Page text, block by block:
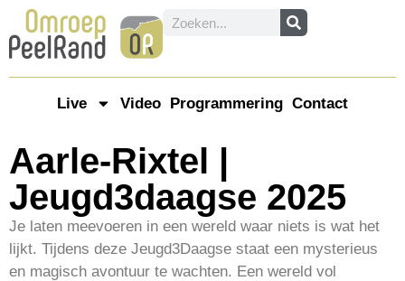
Live Video Programmering Contact
Aarle-Rixtel |
Jeugd3daagse 2025
Je laten meevoeren in een wereld waar niets is wat het
lijkt. Tijdens deze Jeugd3Daagse staat een mysterieus
en magisch avontuur te wachten. Een wereld vol